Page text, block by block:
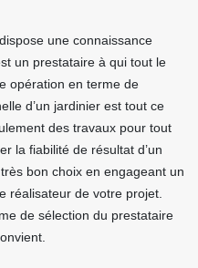
une connaissance
un prestataire à qui tout le
opération en terme de
d’un jardinier est tout ce
des travaux pour tout
la fiabilité de résultat d’un
bon choix en engageant un
réalisateur de votre projet.
de sélection du prestataire